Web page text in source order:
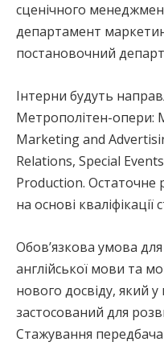
сценічного
департамент
постановочний
Інтерни будуть
Метрополітен-опери:
Marketing and
Relations, Special
Production.
на основі кваліфікації
Обов’язкова умова для
англійської мови та
нового досвіду, який
застосований для
Стажування